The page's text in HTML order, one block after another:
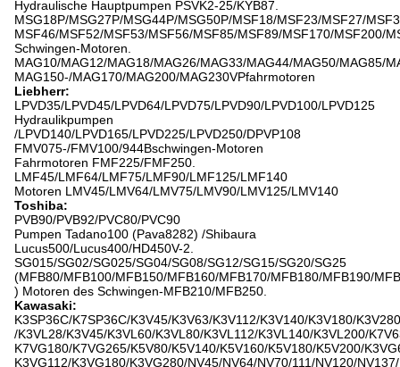
Hydraulische Hauptpumpen PSVK2-25/KYB87.
MSG18P/MSG27P/MSG44P/MSG50P/MSF18/MSF23/MSF27/
MSF46/MSF52/MSF53/MSF56/MSF85/MSF89/MSF170/MSF200/
Schwingen-Motoren.
MAG10/MAG12/MAG18/MAG26/MAG33/MAG44/MAG50/MAG85/
MAG150-/MAG170/MAG200/MAG230VPfahrmotoren
Liebherr:
LPVD35/LPVD45/LPVD64/LPVD75/LPVD90/LPVD100/LPVD125
Hydraulikpumpen
/LPVD140/LPVD165/LPVD225/LPVD250/DPVP108
FMV075-/FMV100/944Bschwingen-Motoren
Fahrmotoren FMF225/FMF250.
LMF45/LMF64/LMF75/LMF90/LMF125/LMF140
Motoren LMV45/LMV64/LMV75/LMV90/LMV125/LMV140
Toshiba:
PVB90/PVB92/PVC80/PVC90
Pumpen Tadano100 (Pava8282) /Shibaura
Lucus500/Lucus400/HD450V-2.
SG015/SG02/SG025/SG04/SG08/SG12/SG15/SG20/SG25
(MFB80/MFB100/MFB150/MFB160/MFB170/MFB180/MFB190/
) Motoren des Schwingen-MFB210/MFB250.
Kawasaki:
K3SP36C/K7SP36C/K3V45/K3V63/K3V112/K3V140/K3V180/K3V280
/K3VL28/K3V45/K3VL60/K3VL80/K3VL112/K3VL140/K3VL200/
K7VG180/K7VG265/K5V80/K5V140/K5V160/K5V180/K5V200/
K3VG112/K3VG180/K3VG280/NV45/NV64/NV70/111/NV120/